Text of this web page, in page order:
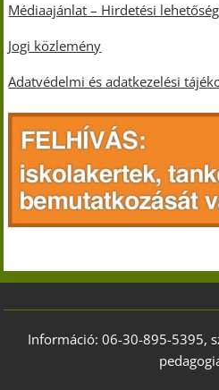
Médiaajánlat – Hirdetési
Jogi közlemény
Adatvédelmi és adatkezelési
Információ: 06-30-895-5395,